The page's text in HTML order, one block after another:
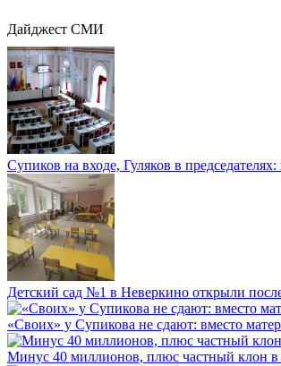
Дайджест СМИ
Супиков на входе, Гуляков в
Детский сад №1 в Неверкино открыли
«Своих» у Супикова не сдают: вместо
Минус 40 миллионов, плюс частный клон в